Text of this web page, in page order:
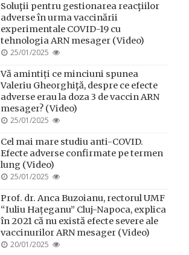
Soluţii pentru gestionarea reacţiilor
adverse în urma vaccinării
experimentale COVID-19 cu
tehnologia ARN mesager (Video)
POSTED
25/01/2025
Vă amintiți ce minciuni spunea
Valeriu Gheorghiţă, despre ce efecte
adverse erau la doza 3 de vaccin ARN
mesager? (Video)
POSTED
25/01/2025
Cel mai mare studiu anti-COVID.
Efecte adverse confirmate pe termen
lung (Video)
POSTED
25/01/2025
Prof. dr. Anca Buzoianu, rectorul UMF
“Iuliu Hațeganu” Cluj-Napoca, explica
în 2021 că nu există efecte severe ale
vaccinurilor ARN mesager (Video)
POSTED
20/01/2025